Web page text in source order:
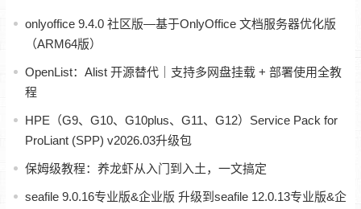
onlyoffice 9.4.0 社区版—基于OnlyOffice 文档服务器优化版
（ARM64版）
OpenList：Alist 开源替代｜支持多网盘挂载 + 部署使用全教
程
HPE（G9、G10、G10plus、G11、G12）Service Pack for
ProLiant (SPP) v2026.03升级包
保姆级教程：养龙虾从入门到入土，一文搞定
seafile 9.0.16专业版&企业版 升级到seafile 12.0.13专业版&企